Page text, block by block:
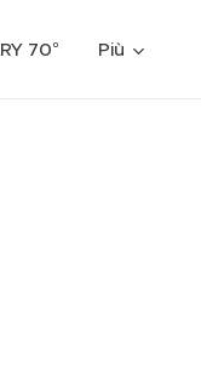
70° Più